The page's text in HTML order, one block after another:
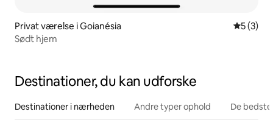
Privat værelse i Goianésia 5 ud af 5
5 (3)
Sødt hjem
Destinationer, du kan udforske
Destinationer i nærheden Andre typer ophold De